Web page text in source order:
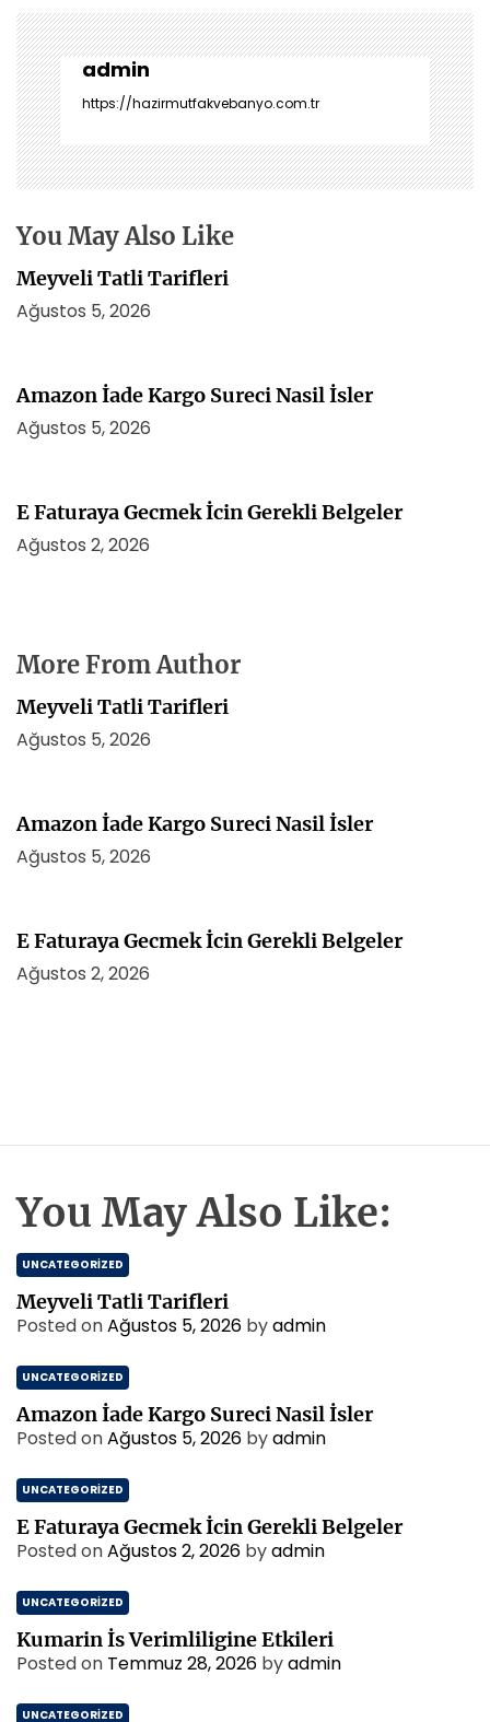
g
e
z
i
n
m
e
i
admin
https://hazirmutfakvebanyo.com.tr
You May Also Like
Meyveli Tatli Tarifleri
Ağustos 5, 2026
Amazon İade Kargo Sureci Nasil İsler
Ağustos 5, 2026
E Faturaya Gecmek İcin Gerekli Belgeler
Ağustos 2, 2026
More From Author
Meyveli Tatli Tarifleri
Ağustos 5, 2026
Amazon İade Kargo Sureci Nasil İsler
Ağustos 5, 2026
E Faturaya Gecmek İcin Gerekli Belgeler
Ağustos 2, 2026
You May Also Like:
UNCATEGORIZED
Meyveli Tatli Tarifleri
Posted onAğustos 5, 2026 byadmin
UNCATEGORIZED
Amazon İade Kargo Sureci Nasil İsler
Posted onAğustos 5, 2026 byadmin
UNCATEGORIZED
E Faturaya Gecmek İcin Gerekli Belgeler
Posted onAğustos 2, 2026 byadmin
UNCATEGORIZED
Kumarin İs Verimliligine Etkileri
Posted on Temmuz 28, 2026 byadmin
UNCATEGORIZED